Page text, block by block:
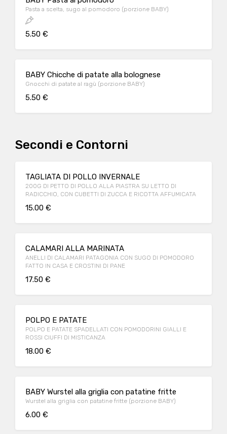
Pasta a scelta, sugo al pomodoro (porzione BABY)
5.50 €
BABY Chicche di patate alla bolognese
Gnocchi di patate al ragù (porzione BABY)
5.50 €
Secondi e Contorni
TAGLIATA DI POLLO INVERNALE
200G DI PETTO DI POLLO ALLA PIASTRA SU LETTO DI
RADICCHIO, CON CUBETTI DI ZUCCA E RICOTTA AFFUMICATA
15.00 €
CALAMARI ALLA MARINATA
ANELLI DI CALAMARI PATAGONIA CON SUGO DI POMODORO
FATTO IN CASA E CROSTINI DI PANE
17.50 €
POLPO E PATATE
POLPO E PATATE SPADELLATI CON POMODORINI GIALLI E
ROSSI CIUFFI DI MISTICANZA
18.00 €
BABY Wurstel alla griglia con patatine fritte
Wurstel alla griglia con patatine fritte (porzione BABY)
6.00 €